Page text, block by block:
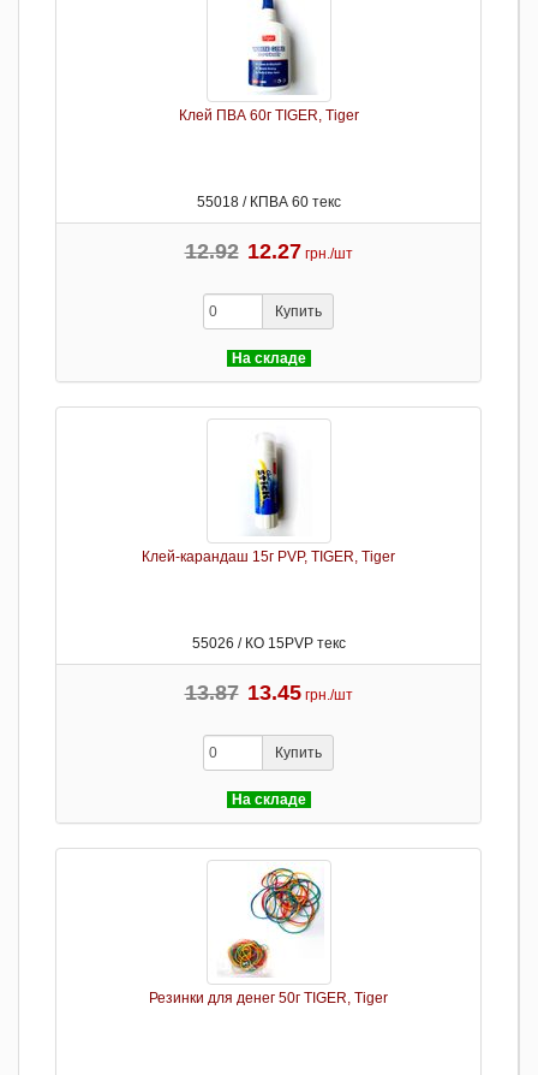
Клей ПВА 60г TIGER, Tiger
55018 / КПВА 60 текс
12.92 12.27 грн./шт
Купить
На складе
Клей-карандаш 15г PVP, TIGER, Tiger
55026 / КО 15PVP текс
13.87 13.45 грн./шт
Купить
На складе
Резинки для денег 50г TIGER, Tiger